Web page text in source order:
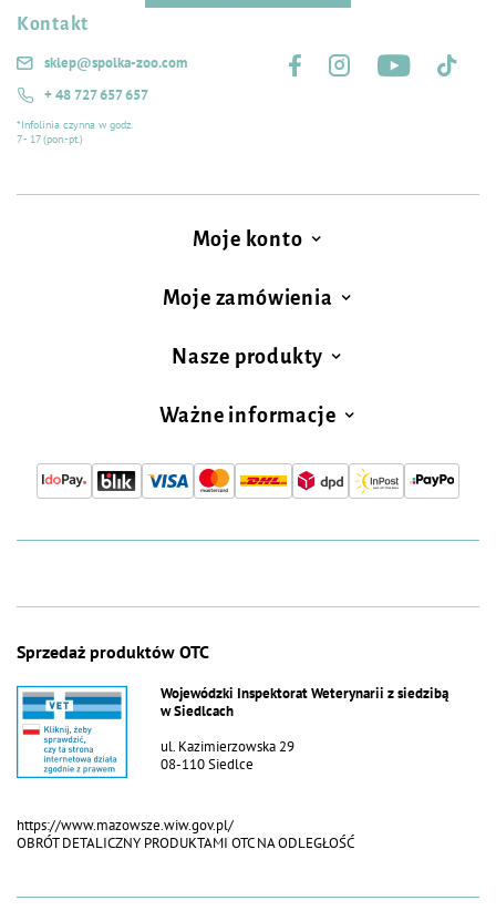
Kontakt
sklep@spolka-zoo.com
+ 48 727 657 657
*Infolinia czynna w godz.
7 - 17 (pon.-pt.)
Moje konto
Moje zamówienia
Nasze produkty
Ważne informacje
Sprzedaż produktów OTC
Wojewódzki Inspektorat Weterynarii z siedzibą
w Siedlcach
ul. Kazimierzowska 29
08-110 Siedlce
https://www.mazowsze.wiw.gov.pl/
OBRÓT DETALICZNY PRODUKTAMI OTC NA ODLEGŁOŚĆ